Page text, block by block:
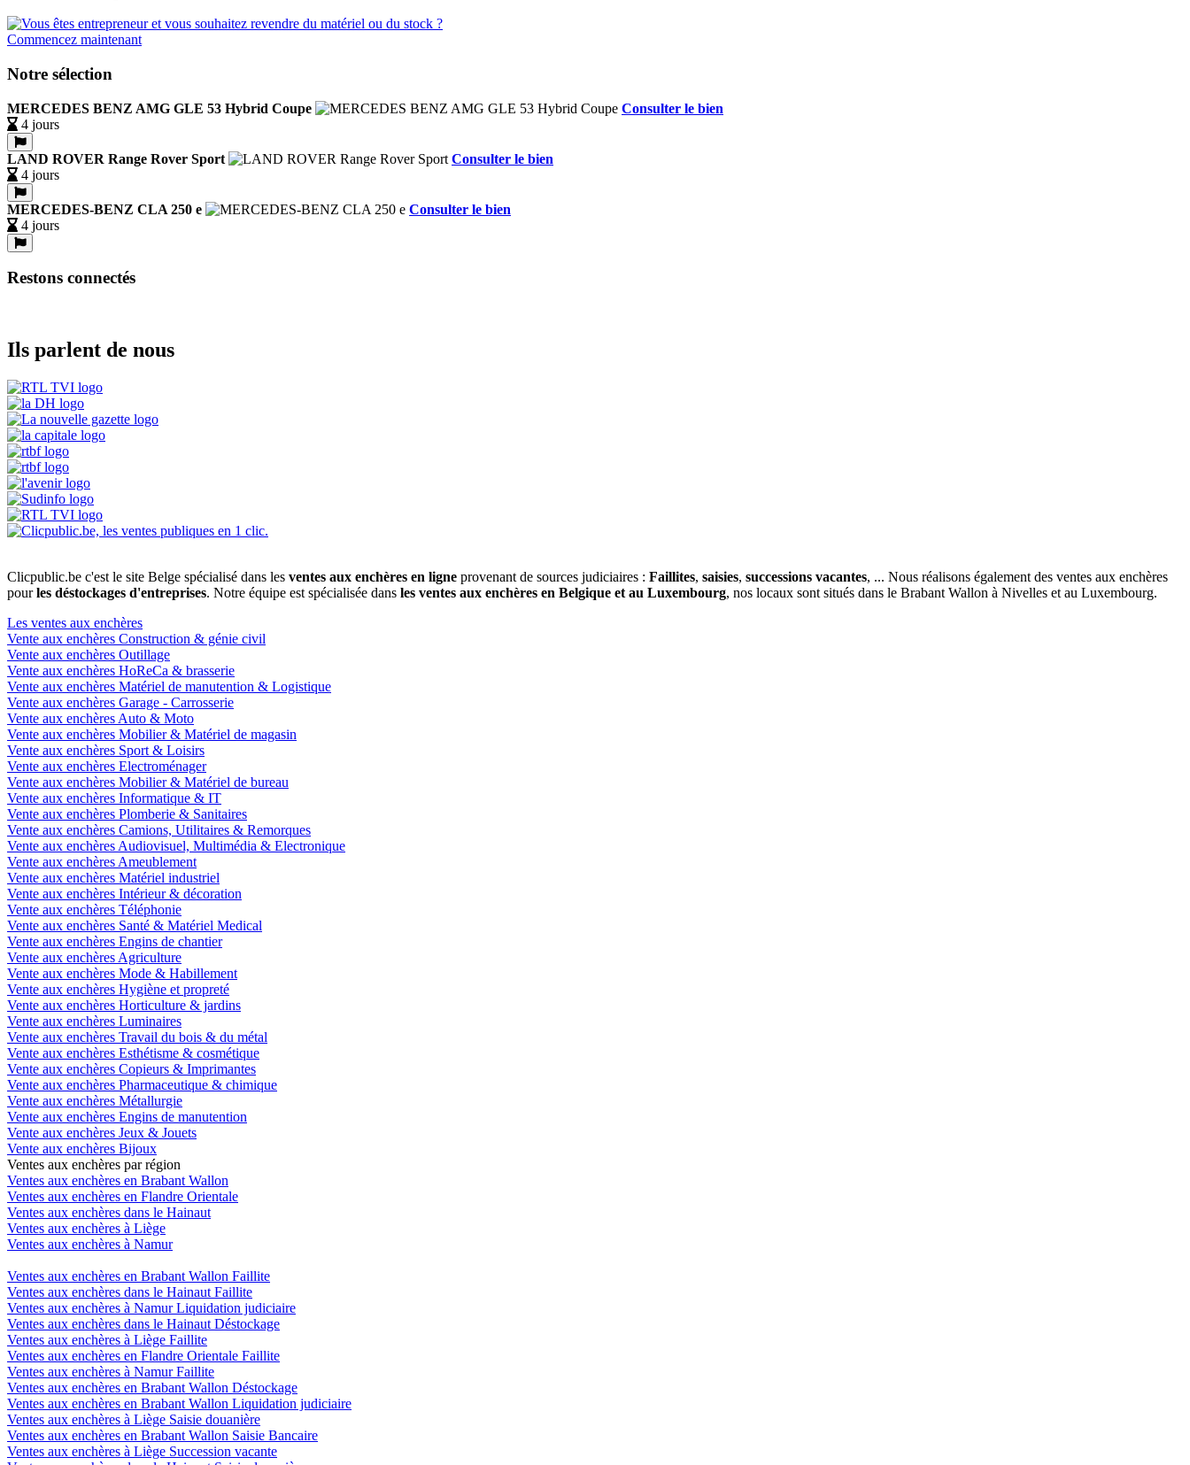
Commencez maintenant
Notre sélection
MERCEDES BENZ AMG GLE 53 Hybrid Coupe
Consulter le bien
4 jours
LAND ROVER Range Rover Sport
Consulter le bien
4 jours
MERCEDES-BENZ CLA 250 e
Consulter le bien
4 jours
Restons connectés
Ils parlent de nous
Clicpublic.be c'est le site Belge spécialisé dans les ventes aux enchères en ligne provenant de sources judiciaires : Faillites, saisies, successions vacantes, ... Nous réalisons également des ventes aux enchères
pourles déstockages d'entreprises. Notre équipe est spécialisée dans les ventes aux enchères en Belgique et au Luxembourg, nos locaux sont situés dans le Brabant Wallon à Nivelles et au Luxembourg.
Les ventes aux enchères
Vente aux enchères Construction & génie civil
Vente aux enchères Outillage
Vente aux enchères HoReCa & brasserie
Vente aux enchères Matériel de manutention & Logistique
Vente aux enchères Garage - Carrosserie
Vente aux enchères Auto & Moto
Vente aux enchères Mobilier & Matériel de magasin
Vente aux enchères Sport & Loisirs
Vente aux enchères Electroménager
Vente aux enchères Mobilier & Matériel de bureau
Vente aux enchères Informatique & IT
Vente aux enchères Plomberie & Sanitaires
Vente aux enchères Camions, Utilitaires & Remorques
Vente aux enchères Audiovisuel, Multimédia & Electronique
Vente aux enchères Ameublement
Vente aux enchères Matériel industriel
Vente aux enchères Intérieur & décoration
Vente aux enchères Téléphonie
Vente aux enchères Santé & Matériel Medical
Vente aux enchères Engins de chantier
Vente aux enchères Agriculture
Vente aux enchères Mode & Habillement
Vente aux enchères Hygiène et propreté
Vente aux enchères Horticulture & jardins
Vente aux enchères Luminaires
Vente aux enchères Travail du bois & du métal
Vente aux enchères Esthétisme & cosmétique
Vente aux enchères Copieurs & Imprimantes
Vente aux enchères Pharmaceutique & chimique
Vente aux enchères Métallurgie
Vente aux enchères Engins de manutention
Vente aux enchères Jeux & Jouets
Vente aux enchères Bijoux
Ventes aux enchères par région
Ventes aux enchères en Brabant Wallon
Ventes aux enchères en Flandre Orientale
Ventes aux enchères dans le Hainaut
Ventes aux enchères à Liège
Ventes aux enchères à Namur
Ventes aux enchères en Brabant Wallon Faillite
Ventes aux enchères dans le Hainaut Faillite
Ventes aux enchères à Namur Liquidation judiciaire
Ventes aux enchères dans le Hainaut Déstockage
Ventes aux enchères à Liège Faillite
Ventes aux enchères en Flandre Orientale Faillite
Ventes aux enchères à Namur Faillite
Ventes aux enchères en Brabant Wallon Déstockage
Ventes aux enchères en Brabant Wallon Liquidation judiciaire
Ventes aux enchères à Liège Saisie douanière
Ventes aux enchères en Brabant Wallon Saisie Bancaire
Ventes aux enchères à Liège Succession vacante